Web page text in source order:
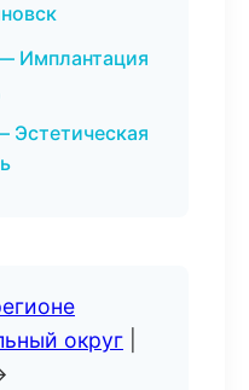
Имплантация
округ